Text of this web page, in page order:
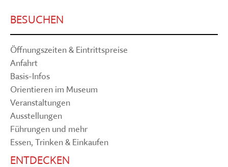
BESUCHEN
Öffnungszeiten & Eintrittspreise
Anfahrt
Basis-Infos
Orientieren im Museum
Veranstaltungen
Ausstellungen
Führungen und mehr
Essen, Trinken & Einkaufen
ENTDECKEN